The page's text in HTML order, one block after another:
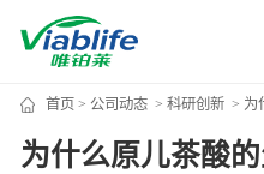
唯铂莱
首页 > 公司动态> 科研创新> 为
为什么原儿茶酸